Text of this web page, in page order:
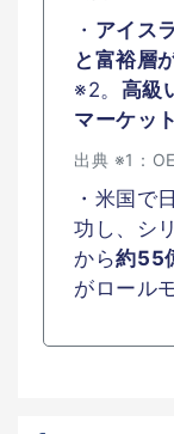
・ アイス
と富裕層
※2。 高級
マーケット
出典 ※1：
・米国で
功し、シ
から約55
がロール